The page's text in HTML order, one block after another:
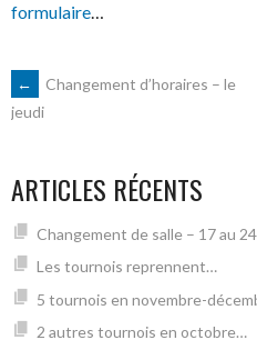
formulaire…
NAVIGATION
ARTICLES
←
Changement d’horaires – le
jeudi
ARTICLES RÉCENTS
Changement de salle – 17 au
Les tournois reprennent…
5 tournois en novembre-
2 autres tournois en octobre…